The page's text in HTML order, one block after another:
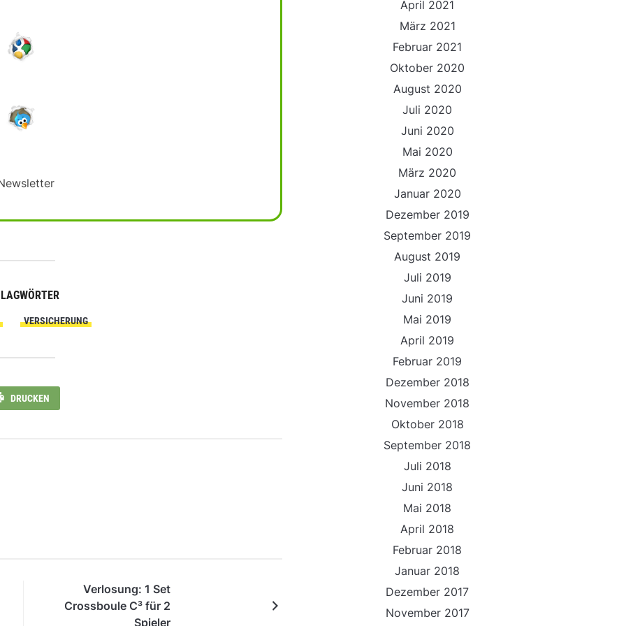
VERSICHERUNG
DRUCKEN
Verlosung: 1 Set
Crossboule C³ für 2
Spieler
April 2021
März 2021
Februar 2021
Oktober 2020
August 2020
Juli 2020
Juni 2020
Mai 2020
März 2020
Januar 2020
Dezember 2019
September 2019
August 2019
Juli 2019
Juni 2019
Mai 2019
April 2019
Februar 2019
Dezember 2018
November 2018
Oktober 2018
September 2018
Juli 2018
Juni 2018
Mai 2018
April 2018
Februar 2018
Januar 2018
Dezember 2017
November 2017